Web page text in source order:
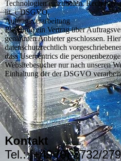
Technologien einzuholen.
lit. c DSGVO.
Auftragsverarbeitung
Es wurde ein Vertrag über
genannten Anbieter geschlossen.
datenschutzrechtlich
dass Usercentrics die
Websitebesucher nur nach unseren
Einhaltung der der DSGVO
Kontakt
Tel.: [+49 (0) 8732/